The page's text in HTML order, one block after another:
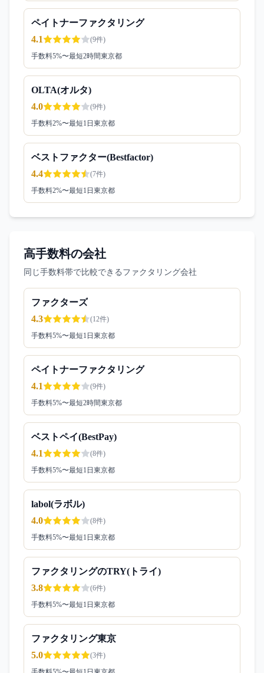
ペイトナーファクタリング
4.1
(9件)
手数料5%〜最短2時間東京都
OLTA(オルタ)
4.0
(9件)
手数料2%〜最短1日 東京都
ベストファクター(Bestfactor)
4.4
(7件)
手数料2%〜最短1日 東京都
高手数料の会社
同じ手数料帯で比較できるファクタリング会社
ファクターズ
4.3
(12件)
手数料5%〜最短1日 東京都
ペイトナーファクタリング
4.1
(9件)
手数料5%〜最短2時間東京都
ベストペイ(BestPay)
4.1
(8件)
手数料5%〜最短1日 東京都
labol(ラボル)
4.0
(8件)
手数料5%〜最短1日 東京都
ファクタリングのTRY(トライ)
3.8
(6件)
手数料5%〜最短1日 東京都
ファクタリング東京
5.0
(3件)